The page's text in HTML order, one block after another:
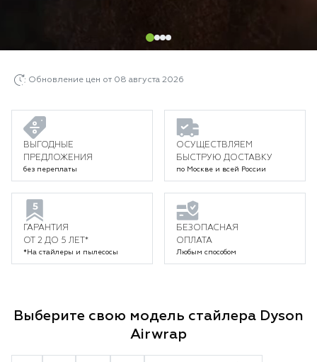
Обновление цен от 08 августа 2026
ВЫГОДНЫЕ
ПРЕДЛОЖЕНИЯ
без переплаты
ОСУЩЕСТВЛЯЕМ
БЫСТРУЮ ДОСТАВКУ
по Москве и всей России
ГАРАНТИЯ
ОТ 2 ДО 5 ЛЕТ*
*На стайлеры и пылесосы
БЕЗОПАСНАЯ
ОПЛАТА
Любым способом
Выберите свою модель стайлера Dyson
Airwrap